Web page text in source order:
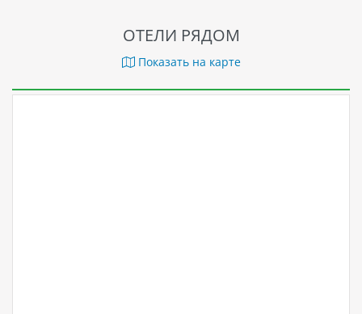
ОТЕЛИ РЯДОМ
Показать на карте